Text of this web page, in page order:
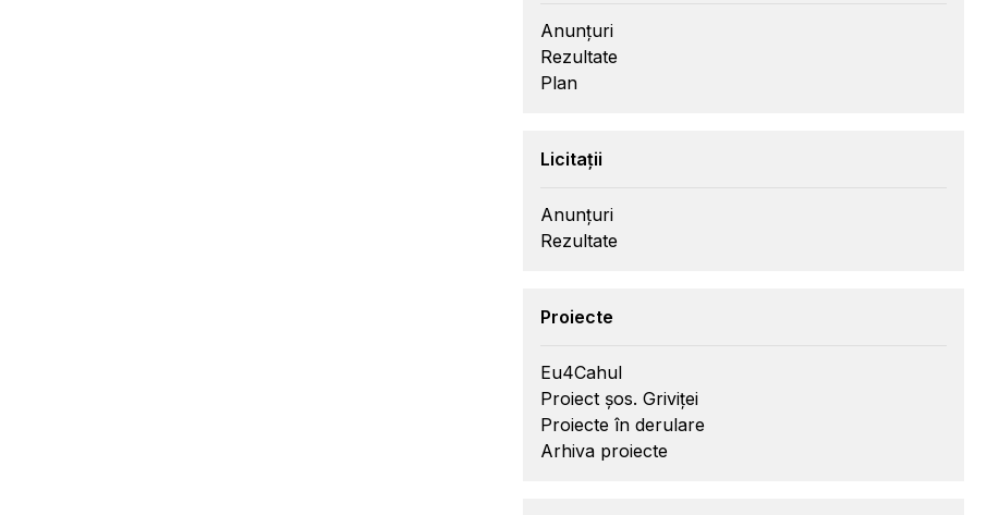
Anunțuri
Rezultate
Plan
Licitații
Anunțuri
Rezultate
Proiecte
Eu4Cahul
Proiect șos. Griviței
Proiecte în derulare
Arhiva proiecte